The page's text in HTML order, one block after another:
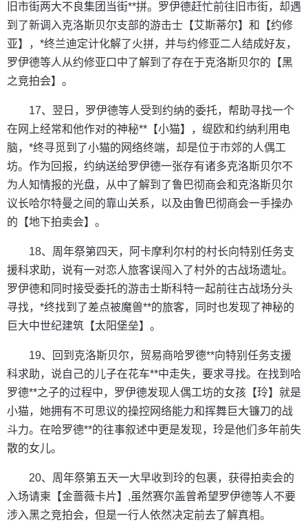
旧市街两大不良集团当街**拼。罗伊德赶忙前往旧市街，却遇
到了新调入克洛斯贝尔支部的游击士【艾斯蒂尔】和【约修
亚】，*终兰迪定计化解了火拼，并与约修亚二人结成好友，
罗伊德等人从约修亚口中了解到了存在于克洛斯贝尔的【黑
之竞拍会】。
17、翌日，罗伊德等人受到约纳的委托，帮助寻找一个
在网上经常和他作对的神秘**【小猫】，缇欧和约纳利用电
脑，*终寻觅到了小猫的网络终端，却是位于市郊的人偶工
坊。作为回报，约纳送给罗伊德一张存有诸多克洛斯贝尔不
为人知情报的光盘，从中了解到了鲁巴彻商会和克洛斯贝尔
议长哈尔特曼之间的靠山关系，以及由鲁巴彻商会一手操办
的【地下拍卖会】。
18、周年祭第四天，阿卡摩利尔村的村长向特别任务支
援科求助，说有一对恋人旅客误闯入了村外的古战场遗址。
罗伊德和同时接受委托的游击士斯科特一起前往古战场分头
寻找，*终找到了差点被魔兽**的旅客，同时也发现了神秘的
巨大中世纪建筑【太阳堡垒】。
19、回到克洛斯贝尔，贸易商哈罗德**向特别任务支援
科求助，说自己的儿子在花车**中走失，要求寻找。在找到哈
罗德**之子的过程中，罗伊德发现人偶工坊的女孩【玲】就是
小猫，她拥有不可思议的操控网络能力和挥舞巨大镰刀的战
斗力。在哈罗德**的往事叙述中更是发现，玲是他们多年前失
散的女儿。
20、周年祭第五天一大早收到玲的包裹，获得拍卖会的
入场请柬【金蔷薇卡片】,虽然赛尔盖曾希望罗伊德等人不要
涉入黑之竞拍会，但是一行人依然决定前去了解真相。